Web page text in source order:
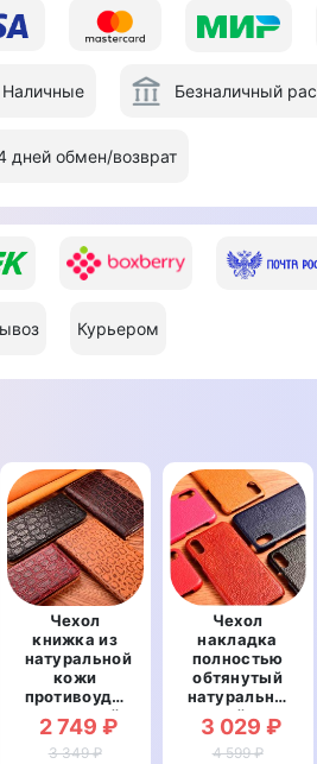
Наличные Безналичный
дней обмен/возврат
Курьером
Чехол
книжка из
натуральной
кожи
противоударный
магнитный
для OnePlus
Ace 2 / 11R
2 749 ₽
3 349 ₽
Чехол
накладка
полностью
обтянутый
натуральной
кожей для
OnePlus
Ace 2 / 11R
3 029 ₽
4 599 ₽